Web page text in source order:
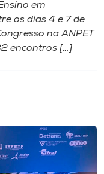
em
os dias 4 e 7 de
na ANPET
encontros […]